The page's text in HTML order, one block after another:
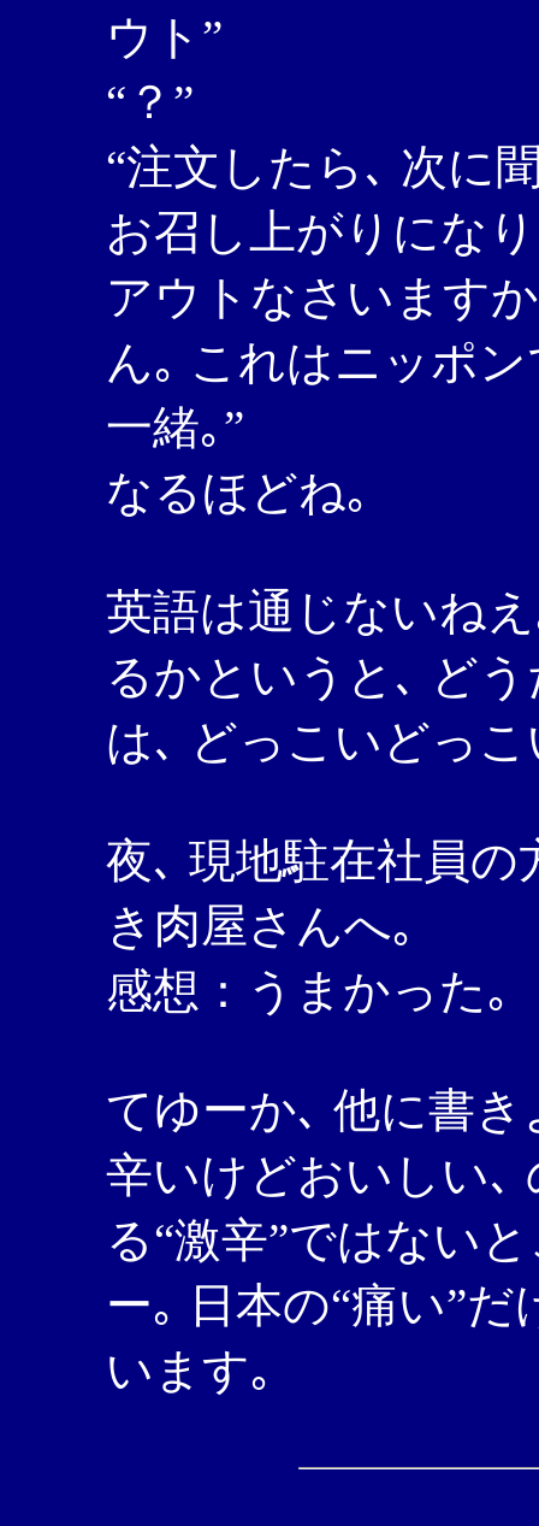
ウト”
“？”
“注文したら､ 次に
お召し上がりにな
アウトなさいます
ん｡ これはニッポ
一緒｡”
なるほどね｡
英語は通じないね
るかというと､ ど
は､ どっこいどっ
夜､ 現地駐在社員
き肉屋さんへ｡
感想：うまかった｡
てゆーか､ 他に書
辛いけどおいしい､
る“激辛”ではない
ー｡ 日本の“痛い”
います｡